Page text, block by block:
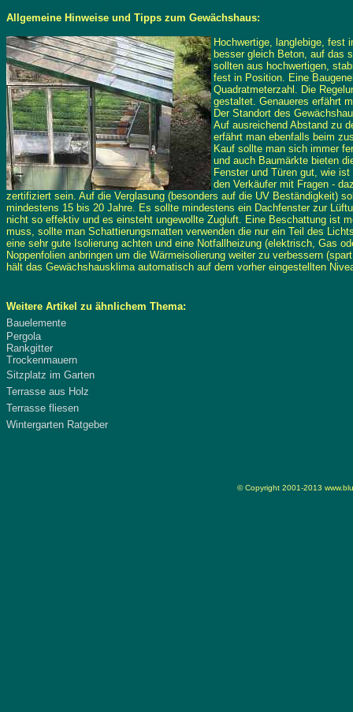
Allgemeine Hinweise und Tipps zum Gewächshaus:
Hochwertige, langlebige, fest
besser gleich Beton, auf das
sollten aus hochwertigen,
fest in Position. Eine
Quadratmeterzahl. Die
gestaltet. Genaueres erfährt
Der Standort des
Auf ausreichend Abstand zu
erfährt man ebenfalls beim
Kauf sollte man sich immer
und auch Baumärkte bieten
Fenster und Türen gut, wie
den Verkäufer mit Fragen -
zertifiziert sein. Auf die Verglasung (besonders auf die UV Beständigkeit)
mindestens 15 bis 20 Jahre. Es sollte mindestens ein Dachfenster zur
nicht so effektiv und es einsteht ungewollte Zugluft. Eine Beschattung ist
muss, sollte man Schattierungsmatten verwenden die nur ein Teil des
eine sehr gute Isolierung achten und eine Notfallheizung (elektrisch, Gas
Noppenfolien anbringen um die Wärmeisolierung weiter zu verbessern
hält das Gewächshausklima automatisch auf dem vorher eingestellten
Weitere Artikel zu ähnlichem Thema:
Bauelemente
Pergola
Rankgitter
Trockenmauern
Sitzplatz im Garten
Terrasse aus Holz
Terrasse fliesen
Wintergarten Ratgeber
© Copyright 2001-2013